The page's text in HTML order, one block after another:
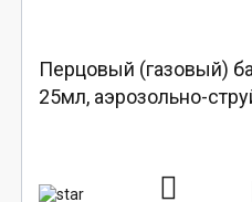
Перцовый (газовый)
25мл, аэрозольно-